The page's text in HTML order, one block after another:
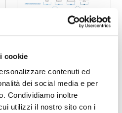
cookie
contenuti ed
dei social media e per
Condividiamo inoltre
utilizzi il nostro sito con i
DCLOUD
Piattaforma che
permette la